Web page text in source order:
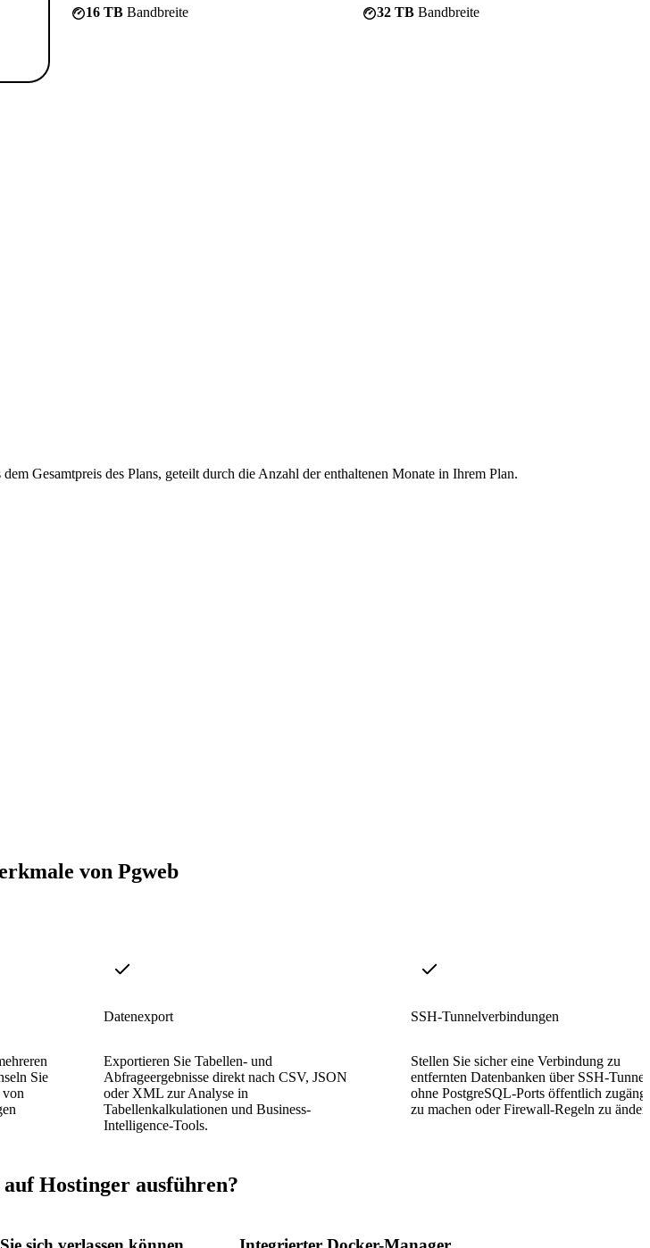
16 TB Bandbreite
32 TB Bandbreite
Gesamtpreis des Plans, geteilt durch die Anzahl der enthaltenen Monate in Ihrem Plan.
von Pgweb
Sie
von
Datenexport
Exportieren Sie Tabellen- und
Abfrageergebnisse direkt nach CSV, JSON
oder XML zur Analyse in
Tabellenkalkulationen und Business-
Intelligence-Tools.
SSH-Tunnelverbindungen
Stellen Sie sicher eine Verbindung zu
entfernten Datenbanken über SSH-Tunnel
ohne PostgreSQL-Ports öffentlich
zu machen oder Firewall-Regeln zu
Hostinger ausführen?